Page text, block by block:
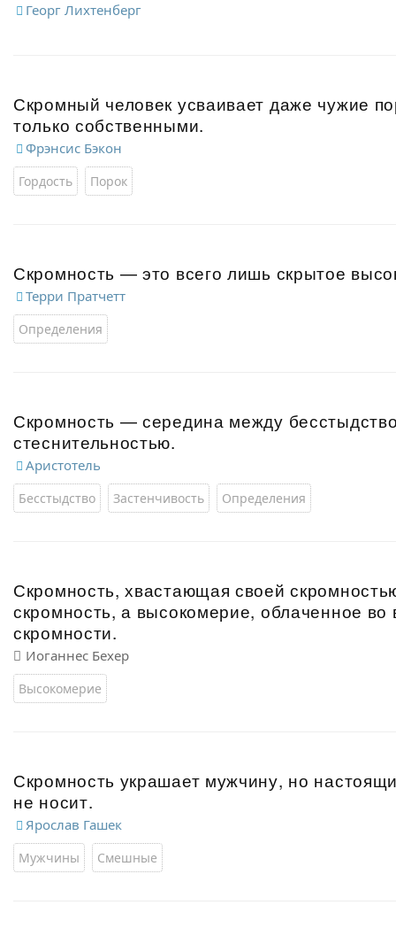
Георг Лихтенберг
Скромный человек усваивает даже чужие
только собственными.
Фрэнсис Бэкон
Гордость Порок
Скромность — это всего лишь скрытое
Терри Пратчетт
Определения
Скромность — середина между
стеснительностью.
Аристотель
Бесстыдство Застенчивость Определения
Скромность, хвастающая своей
скромность, а высокомерие, облаченное
скромности.
Иоганнес Бехер
Высокомерие
Скромность украшает мужчину, но
не носит.
Ярослав Гашек
Мужчины Смешные